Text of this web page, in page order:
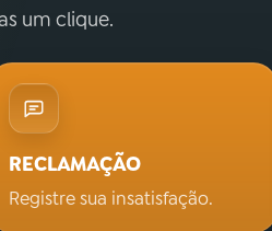
um clique.
RECLAMAÇÃO
Registre sua insatisfação.